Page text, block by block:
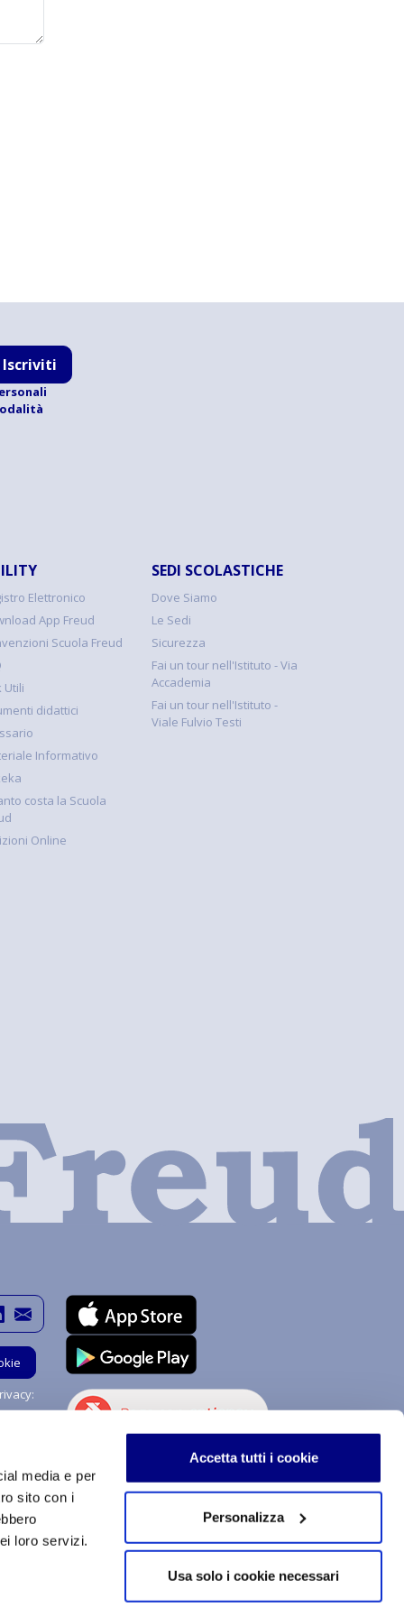
media e per
sito con i
loro servizi.
Accetta tutti i cookie
Personalizza
Usa solo i cookie necessari
Chiedi a me!
Iscriviti
Elettronico
App Freud
Scuola Freud
Utili
didattici
Informativo
costa la Scuola
Online
SEDI SCOLASTICHE
Dove Siamo
Le Sedi
Sicurezza
Fai un tour nell'Istituto - Via
Accademia
Fai un tour nell'Istituto -
Viale Fulvio Testi
di procedimenti e di uso sono soggetti a copyright e
totale o parziale, dei contenuti qui inseriti,
supporto o rete telematica. Qualsiasi